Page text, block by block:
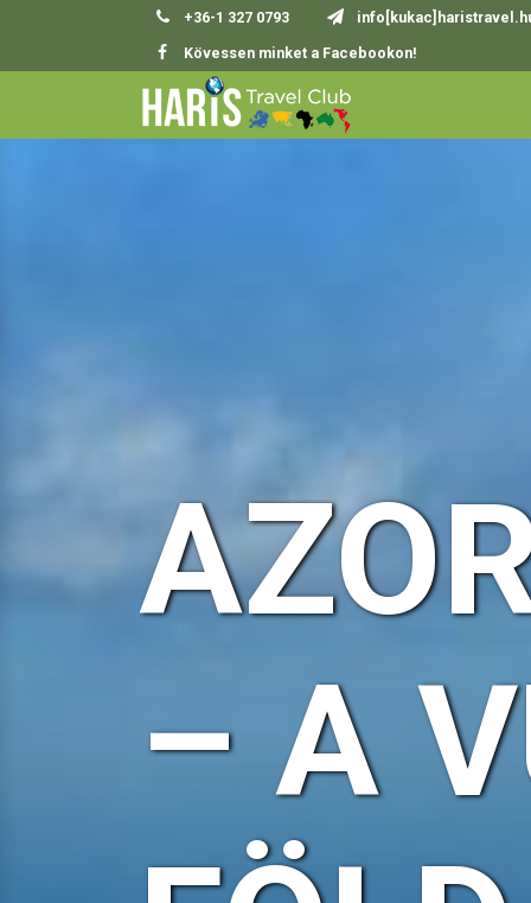
+36-1 327 0793
Kövessen minket a Facebookon!
– A